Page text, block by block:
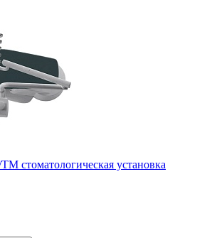
стоматологическая установка